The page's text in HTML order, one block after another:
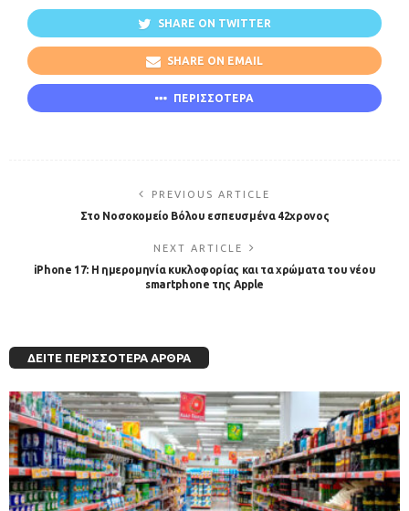
SHARE ON TWITTER
SHARE ON EMAIL
ΠΕΡΙΣΣΟΤΕΡΑ
PREVIOUS ARTICLE
Στο Νοσοκομείο Βόλου εσπευσμένα 42χρονος
NEXT ARTICLE
iPhone 17: Η ημερομηνία κυκλοφορίας και τα χρώματα του νέου
smartphone της Apple
ΔΕΊΤΕ ΠΕΡΙΣΣΌΤΕΡΑ ΆΡΘΡΑ